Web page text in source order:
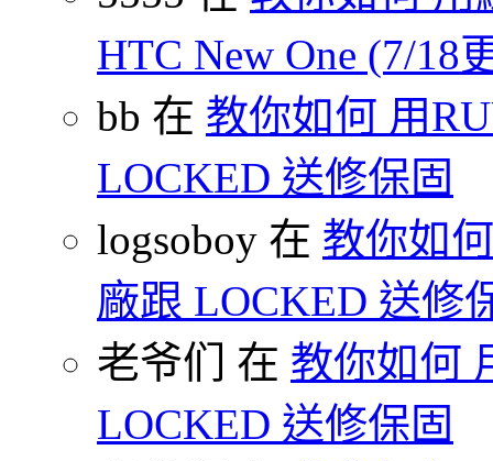
HTC New One (7/18
bb 在 教你如何 用
LOCKED 送修保固
logsoboy 在 教你如
廠跟 LOCKED 送修
老爷们 在 教你如何
LOCKED 送修保固